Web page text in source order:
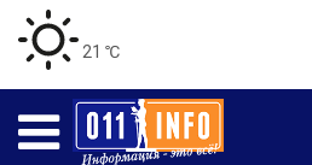
21 ℃